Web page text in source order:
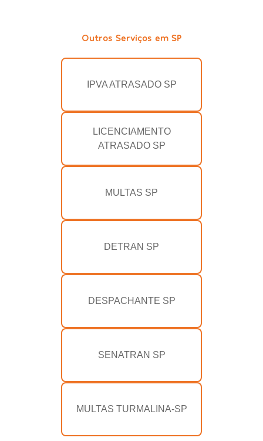
Outros Serviços em SP
IPVA ATRASADO SP
LICENCIAMENTO
ATRASADO SP
MULTAS SP
DETRAN SP
DESPACHANTE SP
SENATRAN SP
MULTAS TURMALINA-SP